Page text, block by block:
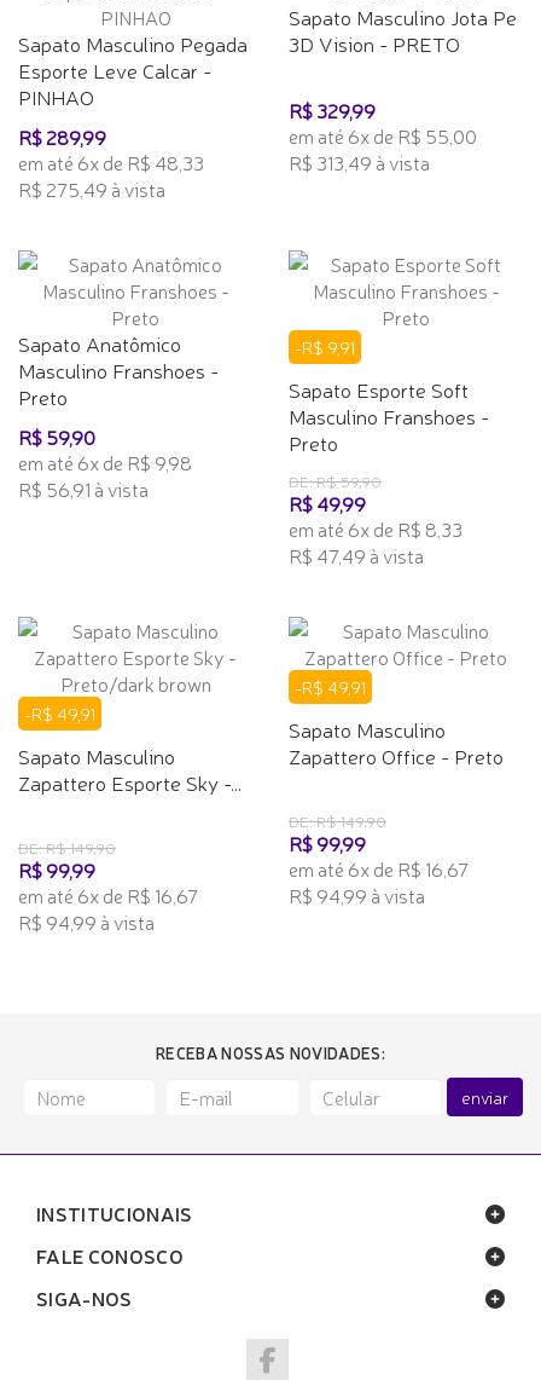
Sapato Masculino Pegada
Esporte Leve Calcar -
PINHAO
R$ 289,99
em até 6x de R$ 48,33
R$ 275,49 à vista
Sapato Masculino Jota Pe
3D Vision - PRETO
R$ 329,99
em até 6x de R$ 55,00
R$ 313,49 à vista
Sapato Anatômico
Masculino Franshoes -
Preto
R$ 59,90
em até 6x de R$ 9,98
R$ 56,91 à vista
-R$ 9,91
Sapato Esporte Soft
Masculino Franshoes -
Preto
DE: R$ 59,90
R$ 49,99
em até 6x de R$ 8,33
R$ 47,49 à vista
-R$ 49,91
Sapato Masculino
Zapattero Esporte Sky -...
DE: R$ 149,90
R$ 99,99
em até 6x de R$ 16,67
R$ 94,99 à vista
-R$ 49,91
Sapato Masculino
Zapattero Office - Preto
DE: R$ 149,90
R$ 99,99
em até 6x de R$ 16,67
R$ 94,99 à vista
RECEBA NOSSAS NOVIDADES:
enviar
INSTITUCIONAIS
FALE CONOSCO
SIGA-NOS